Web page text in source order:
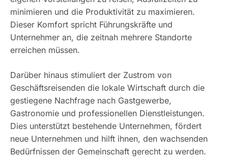
minimieren und die Produktivität zu maximieren.
Dieser Komfort spricht Führungskräfte und
Unternehmer an, die zeitnah mehrere Standorte
erreichen müssen.
Darüber hinaus stimuliert der Zustrom von
Geschäftsreisenden die lokale Wirtschaft durch die
gestiegene Nachfrage nach Gastgewerbe,
Gastronomie und professionellen Dienstleistungen.
Dies unterstützt bestehende Unternehmen, fördert
neue Unternehmen und hilft ihnen, den wachsenden
Bedürfnissen der Gemeinschaft gerecht zu werden.